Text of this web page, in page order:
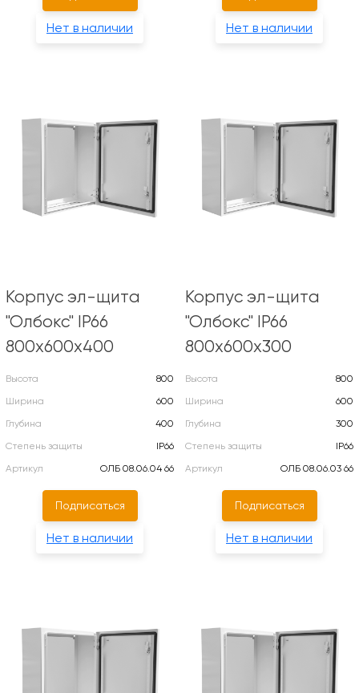
Нет в наличии Нет в наличии
Корпус эл-щита
"Олбокс" IP66
800х600х400
Высота
800
Ширина
600
Глубина
400
Степень защиты
IP66
Артикул
ОЛБ 08.06.04 66
Подписаться
Нет в наличии
Корпус эл-щита
"Олбокс" IP66
800х600х300
Высота
800
Ширина
600
Глубина
300
Степень защиты
IP66
Артикул
ОЛБ 08.06.03 66
Подписаться
Нет в наличии